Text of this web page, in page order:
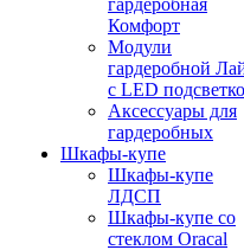
гардеробная
Комфорт
Модули
гардеробной
с LED
Аксессуары для
гардеробных
Шкафы-купе
Шкафы-купе
ЛДСП
Шкафы-купе со
стеклом Oracal